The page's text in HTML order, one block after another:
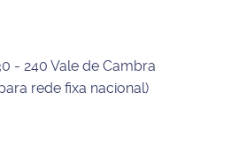
- 240 Vale de Cambra
rede fixa nacional)